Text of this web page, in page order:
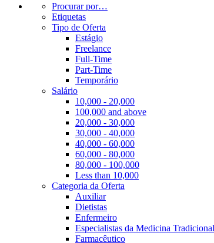
Procurar por…
Etiquetas
Tipo de Oferta
Estágio
Freelance
Full-Time
Part-Time
Temporário
Salário
10,000 - 20,000
100,000 and above
20,000 - 30,000
30,000 - 40,000
40,000 - 60,000
60,000 - 80,000
80,000 - 100,000
Less than 10,000
Categoria da Oferta
Auxiliar
Dietistas
Enfermeiro
Especialistas da Medicina
Farmacêutico